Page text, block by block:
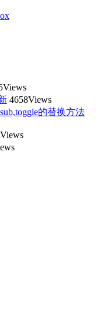
4658Views
的替换方法